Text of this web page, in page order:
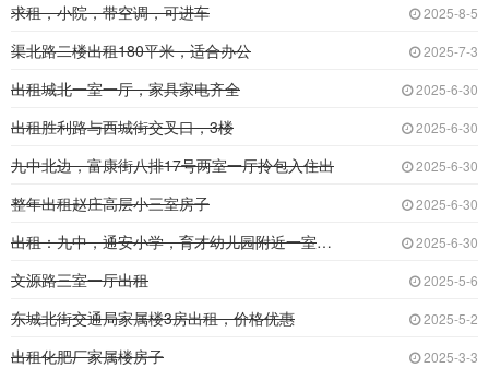
求租，小院，带空调，可进车 2025-8-5
渠北路二楼出租180平米，适合办公 2025-7-3
出租城北一室一厅，家具家电齐全 2025-6-30
出租胜利路与西城街交叉口，3楼 2025-6-30
九中北边，富康街八排17号两室一厅拎包入住出 2025-6-30
整年出租赵庄高层小三室房子 2025-6-30
出租：九中，通安小学，育才幼儿园附近一室一厅 2025-6-30
文源路三室一厅出租 2025-5-6
东城北街交通局家属楼3房出租，价格优惠 2025-5-2
出租化肥厂家属楼房子 2025-3-3